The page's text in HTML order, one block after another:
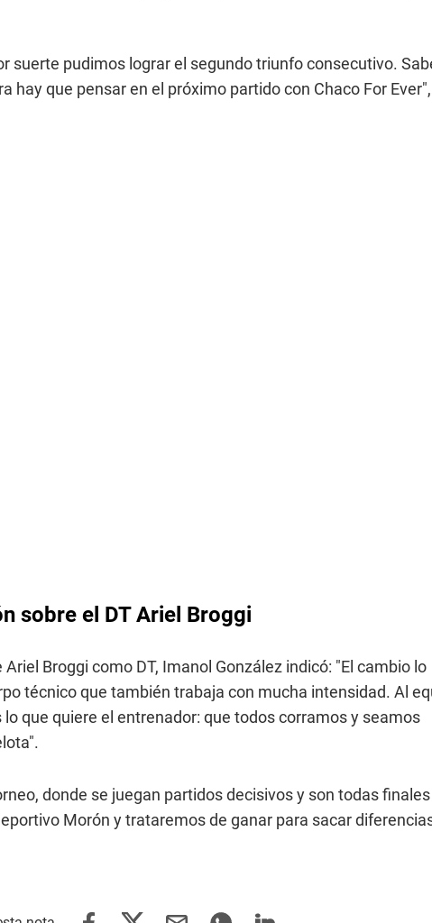
suerte pudimos lograr el segundo triunfo consecutivo.
hay que pensar en el próximo partido con Chaco For
sobre el DT Ariel Broggi
Broggi como DT, Imanol González indicó: "El cambio lo
técnico que también trabaja con mucha intensidad. Al
que quiere el entrenador: que todos corramos y seamos
donde se juegan partidos decisivos y son todas
Morón y trataremos de ganar para sacar